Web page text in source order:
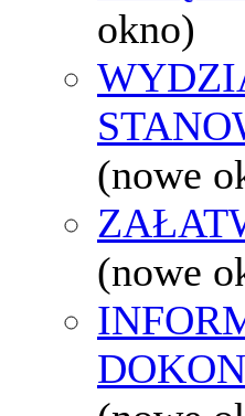
okno)
(nowe
(nowe